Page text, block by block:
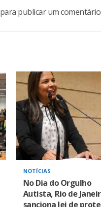
para publicar um comentário.
NOTÍCIAS
No Dia do Orgulho
Autista, Rio de
sanciona lei de